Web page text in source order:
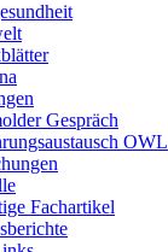
Gespräch
OWL
Fachartikel